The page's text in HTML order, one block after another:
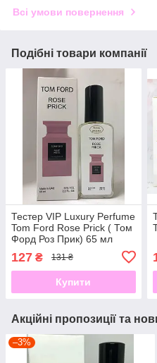
Всі умови повернення
Подібні товари компанії
Тестер VIP Luxury Perfume
Tom Ford Rose Prick ( Том
Форд Роз Прик) 65 мл
127 ₴ 131 ₴
Купити
Акційні пропозиції та
–3%